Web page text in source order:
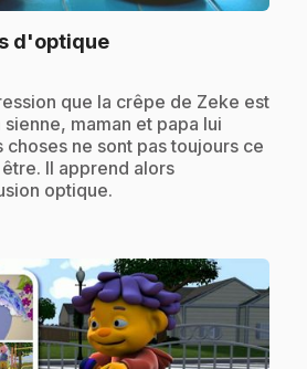
d'optique.
que la crêpe de Zeke est
maman et papa lui
ne sont pas toujours ce
Il apprend alors
optique.